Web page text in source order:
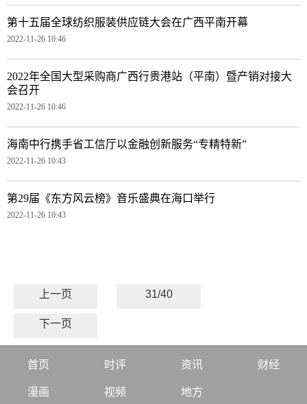
第十五届全球纺织服装供应链大会在广西平南开幕
2022-11-26 10:46
2022年全国大型采购商广西行贵港站（平南）暨产销对接大
会召开
2022-11-26 10:46
海南中行携手省工信厅以金融创新服务“专精特新”
2022-11-26 10:43
第29届《东方风云榜》音乐盛典在海口举行
2022-11-26 10:43
上一页 31/40
下一页
首页 时评 资讯 财经
漫画 视频 地方